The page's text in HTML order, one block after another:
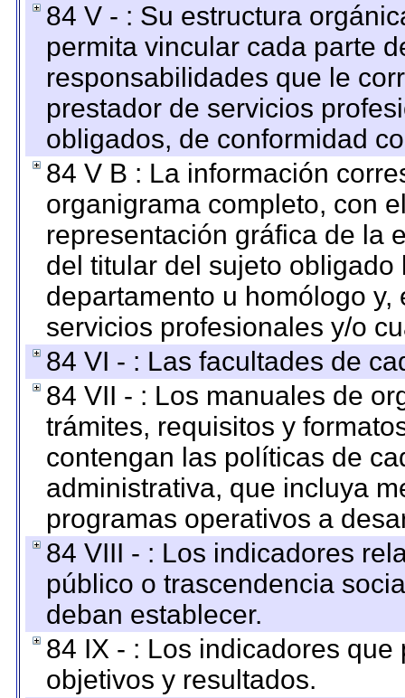
84 V - : Su estructura
permita vincular cada parte
responsabilidades que le
prestador de servicios
obligados, de conformidad
84 V B : La información
organigrama completo, con
representación gráfica de la
del titular del sujeto
departamento u homólogo
servicios profesionales y/o
84 VI - : Las facultades de
84 VII - : Los manuales de
trámites, requisitos y
contengan las políticas de
administrativa, que incluya
programas operativos a
84 VIII - : Los indicadores
público o trascendencia
deban establecer.
84 IX - : Los indicadores
objetivos y resultados.